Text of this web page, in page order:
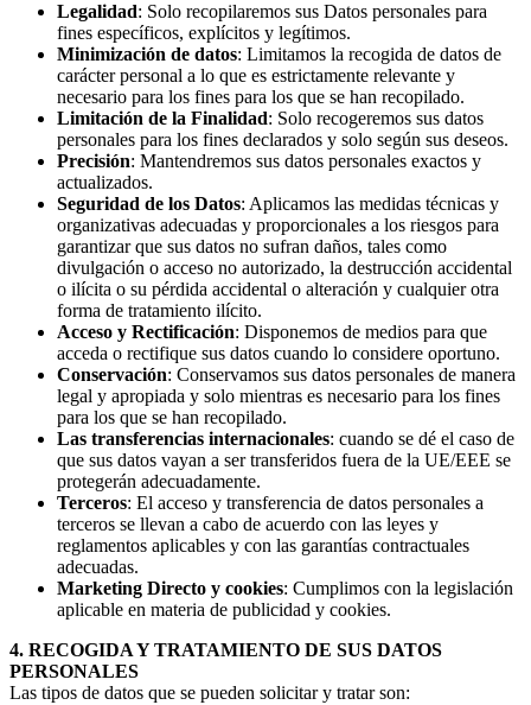
Legalidad: Solo recopilaremos sus Datos personales para
fines específicos, explícitos y legítimos.
Minimización de datos: Limitamos la recogida de datos de
carácter personal a lo que es estrictamente relevante y
necesario para los fines para los que se han recopilado.
Limitación de la Finalidad: Solo recogeremos sus datos
personales para los fines declarados y solo según sus deseos.
Precisión: Mantendremos sus datos personales exactos y
actualizados.
Seguridad de los Datos: Aplicamos las medidas técnicas y
organizativas adecuadas y proporcionales a los riesgos para
garantizar que sus datos no sufran daños, tales como
divulgación o acceso no autorizado, la destrucción accidental
o ilícita o su pérdida accidental o alteración y cualquier otra
forma de tratamiento ilícito.
Acceso y Rectificación: Disponemos de medios para que
acceda o rectifique sus datos cuando lo considere oportuno.
Conservación: Conservamos sus datos personales de manera
legal y apropiada y solo mientras es necesario para los fines
para los que se han recopilado.
Las transferencias internacionales: cuando se dé el caso de
que sus datos vayan a ser transferidos fuera de la UE/EEE se
protegerán adecuadamente.
Terceros: El acceso y transferencia de datos personales a
terceros se llevan a cabo de acuerdo con las leyes y
reglamentos aplicables y con las garantías contractuales
adecuadas.
Marketing Directo y cookies: Cumplimos con la legislación
aplicable en materia de publicidad y cookies.
4. RECOGIDA Y TRATAMIENTO DE SUS DATOS
PERSONALES
Las tipos de datos que se pueden solicitar y tratar son: